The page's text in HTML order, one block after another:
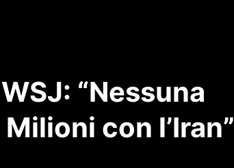
“Nessuna
con l’Iran”